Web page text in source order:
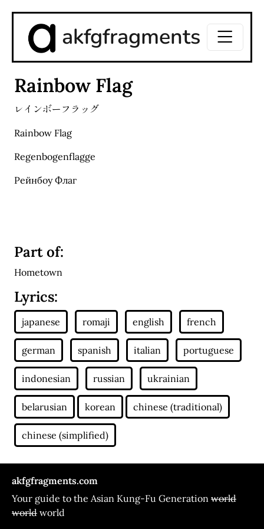
akfgfragments
Rainbow Flag
レインボーフラッグ
Rainbow Flag
Regenbogenflagge
Рейнбоу Флаг
Part of:
Hometown
Lyrics:
akfgfragments.com
Your guide to the Asian Kung-Fu Generation world
world world